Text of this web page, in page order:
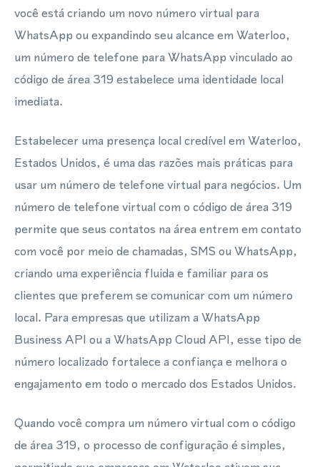
você está criando um novo número virtual para
WhatsApp ou expandindo seu alcance em Waterloo,
um número de telefone para WhatsApp vinculado ao
código de área 319 estabelece uma identidade local
imediata.
Estabelecer uma presença local credível em Waterloo,
Estados Unidos, é uma das razões mais práticas para
usar um número de telefone virtual para negócios. Um
número de telefone virtual com o código de área 319
permite que seus contatos na área entrem em contato
com você por meio de chamadas, SMS ou WhatsApp,
criando uma experiência fluida e familiar para os
clientes que preferem se comunicar com um número
local. Para empresas que utilizam a WhatsApp
Business API ou a WhatsApp Cloud API, esse tipo de
número localizado fortalece a confiança e melhora o
engajamento em todo o mercado dos Estados Unidos.
Quando você compra um número virtual com o código
de área 319, o processo de configuração é simples,